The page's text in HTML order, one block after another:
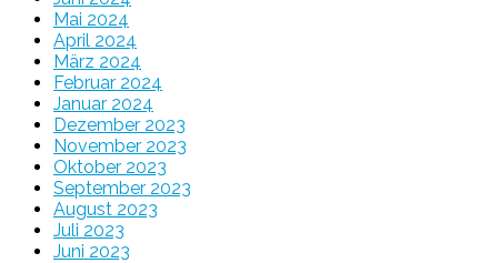
Mai 2024
April 2024
März 2024
Februar 2024
Januar 2024
Dezember 2023
November 2023
Oktober 2023
September 2023
August 2023
Juli 2023
Juni 2023